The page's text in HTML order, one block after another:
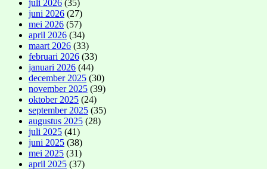
juli 2026 (35)
juni 2026 (27)
mei 2026 (57)
april 2026 (34)
maart 2026 (33)
februari 2026 (33)
januari 2026 (44)
december 2025 (30)
november 2025 (39)
oktober 2025 (24)
september 2025 (35)
augustus 2025 (28)
juli 2025 (41)
juni 2025 (38)
mei 2025 (31)
april 2025 (37)